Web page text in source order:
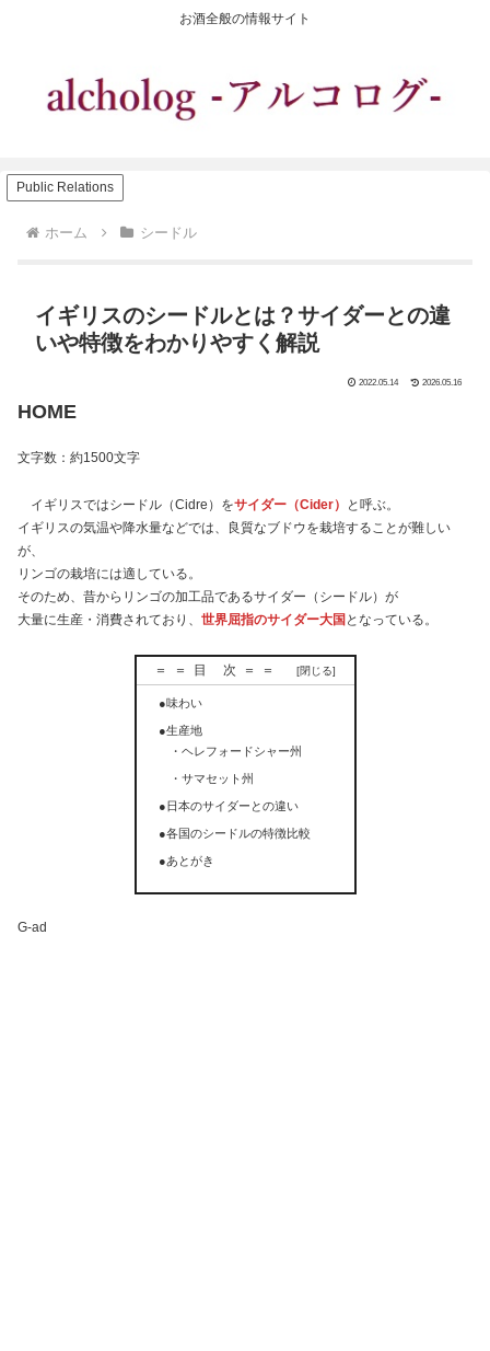
お酒全般の情報サイト
Public Relations
ホーム シードル
イギリスのシードルとは？サイダーとの違
いや特徴をわかりやすく解説
2022.05.14 2026.05.16
HOME
文字数：約1500文字
イギリスではシードル（Cidre）をサイダー（Cider）
と呼ぶ。
イギリスの気温や降水量などでは、良質なブドウを栽培することが難しい
が、
リンゴの栽培には適している。
そのため、昔からリンゴの加工品であるサイダー（シードル）が
大量に生産・消費されており、 世界屈指のサイダー大国 となっている。
＝＝目 次＝＝
●味わい
●生産地
・ヘレフォードシャー州
・サマセット州
●日本のサイダーとの違い
●各国のシードルの特徴比較
●あとがき
G-ad